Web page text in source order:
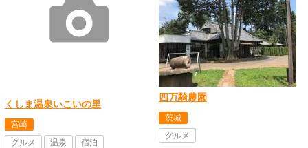
くしま温泉いこいの里
宮崎
グルメ
温泉 宿泊
四万騎農園
茨城
グルメ